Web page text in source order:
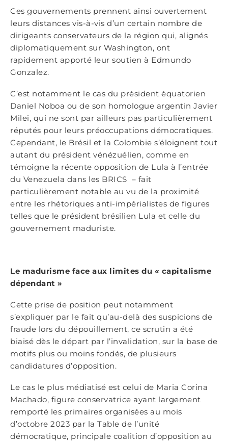
Ces gouvernements prennent ainsi ouvertement
leurs distances vis-à-vis d’un certain nombre de
dirigeants conservateurs de la région qui, alignés
diplomatiquement sur Washington, ont
rapidement apporté leur soutien à Edmundo
Gonzalez.
C’est notamment le cas du président équatorien
Daniel Noboa ou de son homologue argentin Javier
Milei, qui ne sont par ailleurs pas particulièrement
réputés pour leurs préoccupations démocratiques.
Cependant, le Brésil et la Colombie s’éloignent tout
autant du président vénézuélien, comme en
témoigne la récente opposition de Lula à l’entrée
du Venezuela dans les BRICS – fait
particulièrement notable au vu de la proximité
entre les rhétoriques anti-impérialistes de figures
telles que le président brésilien Lula et celle du
gouvernement maduriste.
Le madurisme face aux limites du « capitalisme
dépendant »
Cette prise de position peut notamment
s’expliquer par le fait qu’au-delà des suspicions de
fraude lors du dépouillement, ce scrutin a été
biaisé dès le départ par l’invalidation, sur la base de
motifs plus ou moins fondés, de plusieurs
candidatures d’opposition.
Le cas le plus médiatisé est celui de Maria Corina
Machado, figure conservatrice ayant largement
remporté les primaires organisées au mois
d’octobre 2023 par la Table de l’unité
démocratique, principale coalition d’opposition au